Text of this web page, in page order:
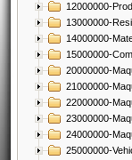
12000000-
13000000-
14000000-
15000000-
20000000-
21000000-
22000000-
23000000-
24000000-
25000000-